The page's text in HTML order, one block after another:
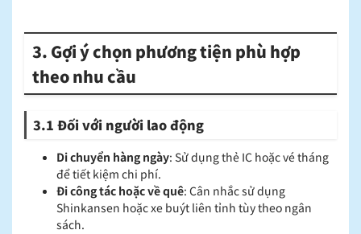
3. Gợi ý chọn phương tiện phù hợp
theo nhu cầu
3.1 Đối với người lao động
Di chuyển hàng ngày: Sử dụng thẻ IC hoặc vé tháng
để tiết kiệm chi phí.​
Đi công tác hoặc về quê: Cân nhắc sử dụng
Shinkansen hoặc xe buýt liên tỉnh tùy theo ngân
sách.​